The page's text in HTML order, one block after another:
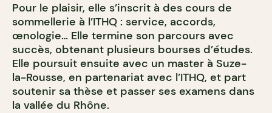
Pour le plaisir, elle s’inscrit à des cours de
sommellerie à l’ITHQ : service, accords,
œnologie… Elle termine son parcours avec
succès, obtenant plusieurs bourses d’études.
Elle poursuit ensuite avec un master à Suze-
la-Rousse, en partenariat avec l’ITHQ, et part
soutenir sa thèse et passer ses examens dans
la vallée du Rhône.